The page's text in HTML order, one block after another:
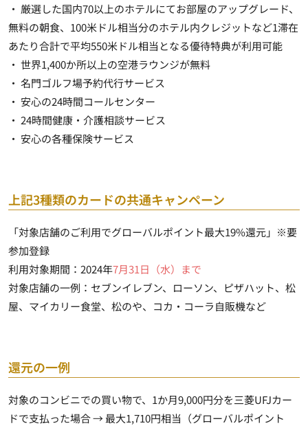
・ 厳選した国内70以上のホテルにてお部屋のアップグレード、
無料の朝食、100米ドル相当分のホテル内クレジットなど1滞在
あたり合計で平均550米ドル相当となる優待特典が利用可能
・ 世界1,400か所以上の空港ラウンジが無料
・ 名門ゴルフ場予約代行サービス
・ 安心の24時間コールセンター
・ 24時間健康・介護相談サービス
・ 安心の各種保険サービス
上記3種類のカードの共通キャンペーン
「対象店舗のご利用でグローバルポイント最大19%還元」※要
参加登録
利用対象期間：2024年7月31日（水）まで
対象店舗の一例：セブンイレブン、ローソン、ピザハット、松
屋、マイカリー食堂、松のや、コカ・コーラ自販機など
還元の一例
対象のコンビニでの買い物で、1か月9,000円分を三菱UFJカー
ドで支払った場合 →最大1,710円相当 （グローバルポイント